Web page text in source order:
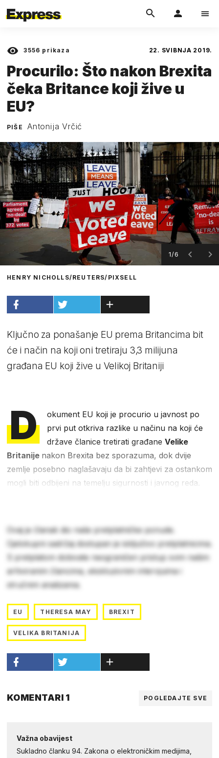
3556 prikaza 22. SVIBNJA 2019.
Procurilo: Što nakon Brexita
čeka Britance koji žive u
EU?
PIŠE Antonija Vrčić
1/6
HENRY NICHOLLS/REUTERS/PIXSELL
Ključno za ponašanje EU prema Britancima bit
će i način na koji oni tretiraju 3,3 milijuna
građana EU koji žive u Velikoj Britaniji
D
okument EU koji je procurio u javnost po
prvi put otkriva razlike u načinu na koji će
države članice tretirati građaneVelike
Britanije nakon Brexita bez sporazuma, dok dvije
zemlje posebno naglašavaju da bi zahtjevi za ostankom
mogli biti odbijeni na temelju sigurnosti i javnog reda.
Ovaj je članak dio naše pretplatničke ponude.
Cjelokupni sadržaj dostupan je isključivo pretplatnicima.
S pretplatom dobivate neograničen pristup svim našim
arhiviranim člancima, ekskluzivnim intervjuima i
stručnim analizama.
EU THERESA MAY BREXIT
VELIKA BRITANIJA
KOMENTARI 1 POGLEDAJTE SVE
Važna obavijest
Sukladno članku 94. Zakona o elektroničkim medijima,